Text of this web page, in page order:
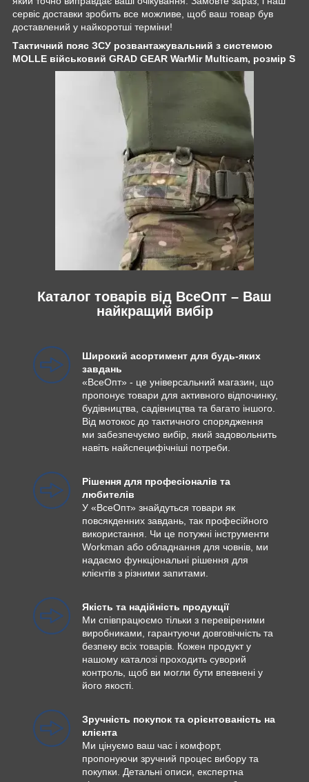
сервіс доставки зробить все можливе, щоб ваш товар був
доставлений у найкоротші терміни!
Тактичний пояс ЗСУ розвантажувальний з системою
MOLLE військовий GRAD GEAR WarMir Multicam, розмір S
Каталог товарів від ВсеОпт – Ваш
найкращий вибір
Широкий асортимент для будь-яких
завдань
«ВсеОпт» - це універсальний магазин, що
пропонує товари для активного відпочинку,
будівництва, садівництва та багато іншого.
Від мотокос до тактичного спорядження
ми забезпечуємо вибір, який задовольнить
навіть найспецифічніші потреби.
Рішення для професіоналів та
любителів
У «ВсеОпт» знайдуться товари як
повсякденних завдань, так професійного
використання. Чи це потужні інструменти
Workman або обладнання для човнів, ми
надаємо функціональні рішення для
клієнтів з різними запитами.
Якість та надійність продукції
Ми співпрацюємо тільки з перевіреними
виробниками, гарантуючи довговічність та
безпеку всіх товарів. Кожен продукт у
нашому каталозі проходить суворий
контроль, щоб ви могли бути впевнені у
його якості.
Зручність покупок та орієнтованість на
клієнта
Ми цінуємо ваш час і комфорт,
пропонуючи зручний процес вибору та
покупки. Детальні описи, експертна